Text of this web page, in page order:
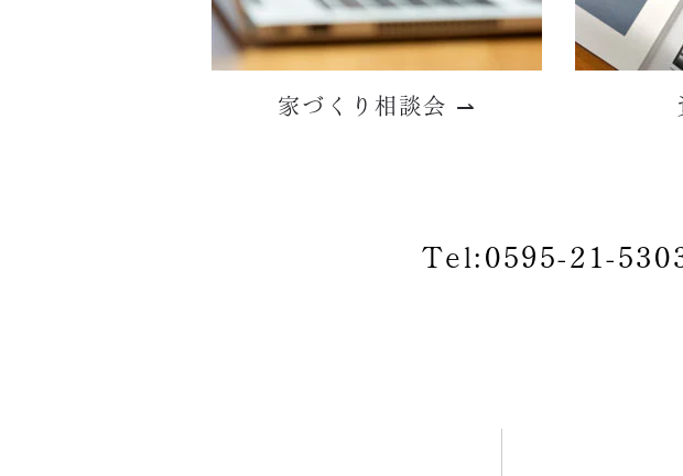
家づくり相談会 ⇀
Tel:0595-21-